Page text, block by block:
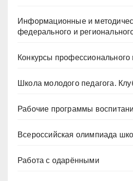
Информационные и
федерального и
Конкурсы профессионального
Школа молодого педагога.
Рабочие программы
Всероссийская олимпиада
Работа с одарёнными